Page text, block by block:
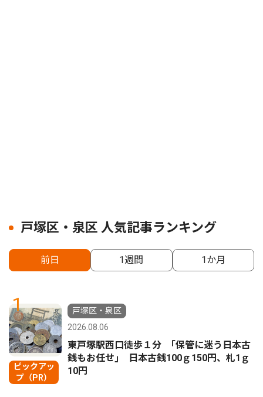
戸塚区・泉区 人気記事ランキング
前日 1週間 1か月
1
ピックアッ
プ（PR）
戸塚区・泉区
2026.08.06
東戸塚駅西口徒歩１分 ｢保管に迷う日本古
銭もお任せ｣ 日本古銭100ｇ150円、札1ｇ
10円